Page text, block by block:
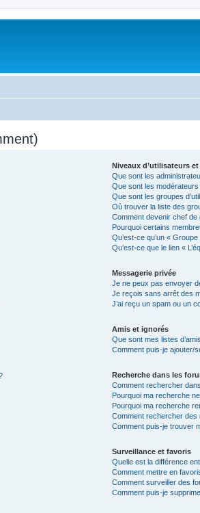
Niveaux d’utilisateurs
Que sont les
Que sont les modérateurs
Que sont les groupes
Où trouver la liste des
Comment devenir chef de
Pourquoi certains
Qu’est-ce qu’un «
Qu’est-ce que le lien «
Messagerie privée
Je ne peux pas envoyer
Je reçois sans arrêt des
J’ai reçu un spam ou un
Amis et ignorés
Que sont mes listes
Comment puis-je ajouter/
Recherche dans les
Comment rechercher
Pourquoi ma recherche
Pourquoi ma recherche
Comment rechercher des
Comment puis-je trouver
Surveillance et favoris
Quelle est la différence
Comment mettre en
Comment surveiller des
Comment puis-je